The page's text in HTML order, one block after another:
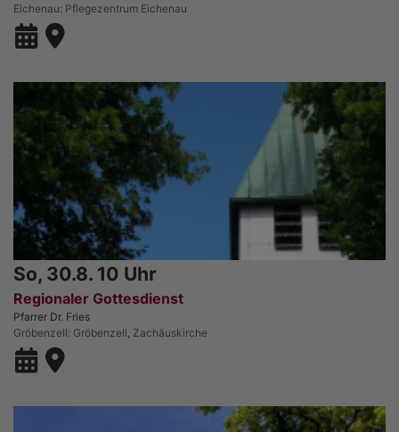
Eichenau Pflegezentrum Eichenau
So, 30.8. 10 Uhr
Regionaler Gottesdienst
Pfarrer Dr. Fries
Gröbenzell Gröbenzell, Zachäuskirche